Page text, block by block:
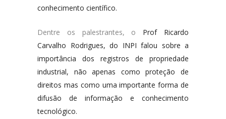
conhecimento científico.
Dentre os palestrantes, o Prof Ricardo
Carvalho Rodrigues, do INPI falou sobre a
importância dos registros de propriedade
industrial, não apenas como proteção de
direitos mas como uma importante forma de
difusão de informação e conhecimento
tecnológico.